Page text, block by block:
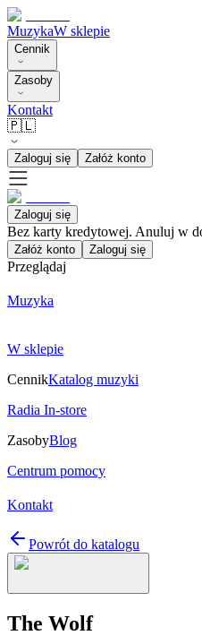
MuzykaW sklepie
Cennik
Zasoby
Kontakt
🇵🇱
Zaloguj się Załóż konto
Zaloguj się
Bez karty kredytowej. Anuluj w
Załóż konto Zaloguj się
Przeglądaj
Muzyka
W sklepie
CennikKatalog muzyki
Radia In-store
ZasobyBlog
Centrum pomocy
Kontakt
Powrót do katalogu
The Wolf